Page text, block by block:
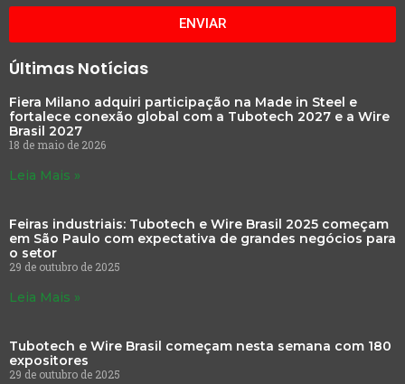
ENVIAR
Últimas Notícias
Fiera Milano adquiri participação na Made in Steel e
fortalece conexão global com a Tubotech 2027 e a Wire
Brasil 2027
18 de maio de 2026
Leia Mais »
Feiras industriais: Tubotech e Wire Brasil 2025 começam
em São Paulo com expectativa de grandes negócios para
o setor
29 de outubro de 2025
Leia Mais »
Tubotech e Wire Brasil começam nesta semana com 180
expositores
29 de outubro de 2025